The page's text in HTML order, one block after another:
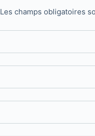
Les champs obligatoires